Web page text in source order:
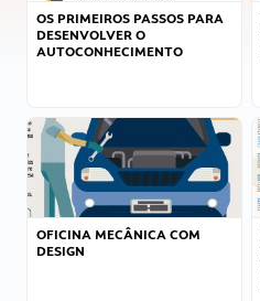
OS PRIMEIROS PASSOS PARA
DESENVOLVER O
AUTOCONHECIMENTO
OFICINA MECÂNICA COM
DESIGN